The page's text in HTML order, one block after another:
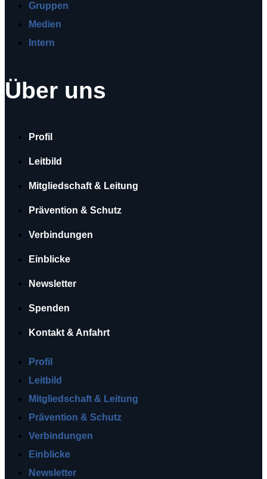
Gruppen
Medien
Intern
Über uns
Profil
Leitbild
Mitgliedschaft & Leitung
Prävention & Schutz
Verbindungen
Einblicke
Newsletter
Spenden
Kontakt & Anfahrt
Profil
Leitbild
Mitgliedschaft & Leitung
Prävention & Schutz
Verbindungen
Einblicke
Newsletter